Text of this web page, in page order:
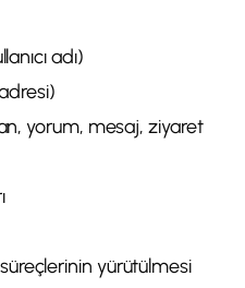
adı)
yorum, mesaj, ziyaret
yürütülmesi